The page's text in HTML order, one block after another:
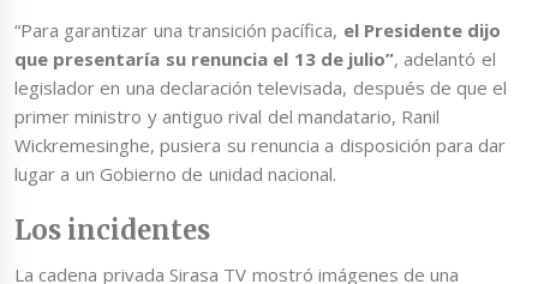
“Para garantizar una transición pacífica, el Presidente dijo
que presentaría su renuncia el 13 de julio”, adelantó el
legislador en una declaración televisada, después de que el
primer ministro y antiguo rival del mandatario, Ranil
Wickremesinghe, pusiera su renuncia a disposición para dar
lugar a un Gobierno de unidad nacional.
Los incidentes
La cadena privada Sirasa TV mostró imágenes de una